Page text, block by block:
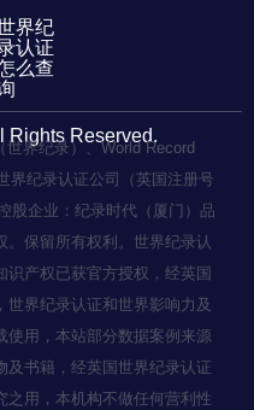
界纪
认证
么查
Rights Reserved.
世界纪录）、World Record
界纪录认证公司（英国注册号
股企业：纪录时代（厦门）品
。保留所有权利。世界纪录认
识产权已获官方授权，经英国
界纪录认证和世界影响力及
使用，本站部分数据案例来源
及书籍，经英国世界纪录认证
之用，本机构不做任何营利性